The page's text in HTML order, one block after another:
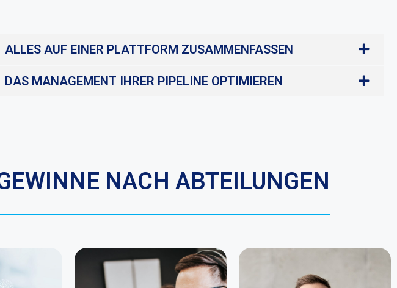
ALLES AUF EINER PLATTFORM ZUSAMMENFASSEN
DAS MANAGEMENT IHRER PIPELINE OPTIMIEREN
NACH ABTEILUNGEN
Die Aufrechterhaltung Einstellung von